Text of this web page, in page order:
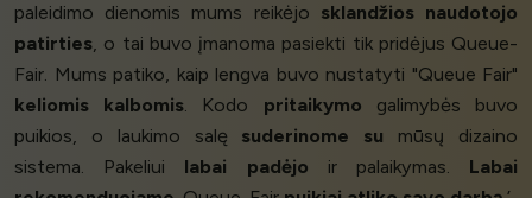
paleidimo dienomis mums reikėjo sklandžios naudotojo
patirties, o tai buvo įmanoma pasiekti tik pridėjus Queue-
Fair. Mums patiko, kaip lengva buvo nustatyti "Queue Fair"
keliomis kalbomis. Kodo pritaikymo galimybės buvo
puikios, o laukimo salę suderinome su mūsų dizaino
sistema. Pakeliui labai padėjo ir palaikymas. Labai